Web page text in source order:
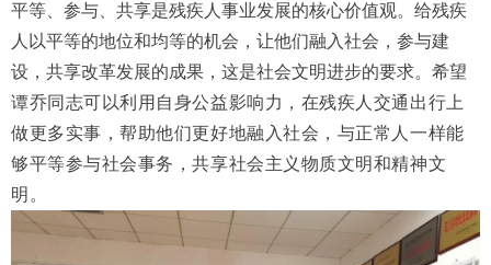
平等、参与、共享是残疾人事业发展的核心价值观。给残疾
人以平等的地位和均等的机会，让他们融入社会，参与建
设，共享改革发展的成果，这是社会文明进步的要求。 希望
谭乔同志可以利用自身公益影响力，在残疾人交通出行上
做更多实事，帮助他们更好地融入社会，与正常人一样能
够平等参与社会事务，共享社会主义物质文明和精神文
明。